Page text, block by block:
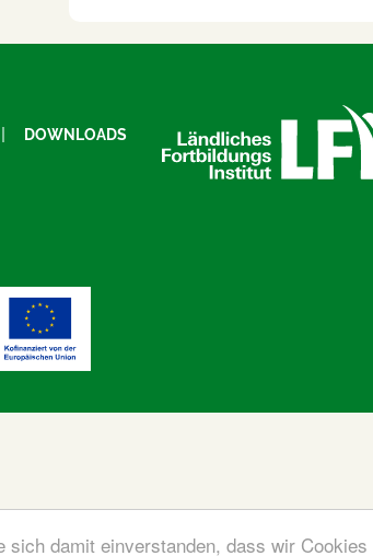
damit einverstanden, dass wir Cookies
DOWNLOADS